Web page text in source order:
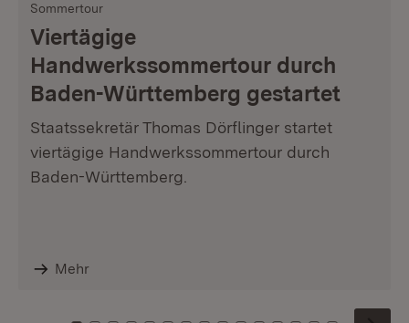
Sommertour
Viertägige
Handwerkssommertour durch
Baden-Württemberg gestartet
Staatssekretär Thomas Dörflinger startet
viertägige Handwerkssommertour durch
Baden-Württemberg.
Mehr